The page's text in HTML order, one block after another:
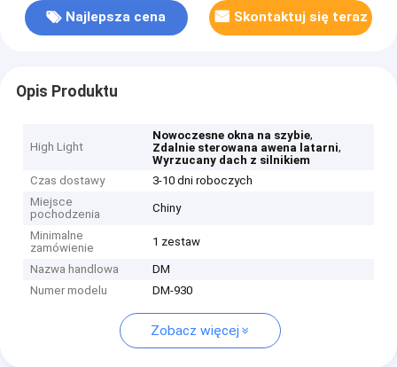
Najlepsza cena Skontaktuj się teraz
Opis Produktu
High Light
Nowoczesne okna na szybie,
Zdalnie sterowana awena latarni,
Wyrzucany dach z silnikiem
Czas dostawy
3-10 dni roboczych
Miejsce
pochodzenia
Chiny
Minimalne
zamówienie
1 zestaw
Nazwa handlowa
DM
Numer modelu
DM-930
Zobacz więcej